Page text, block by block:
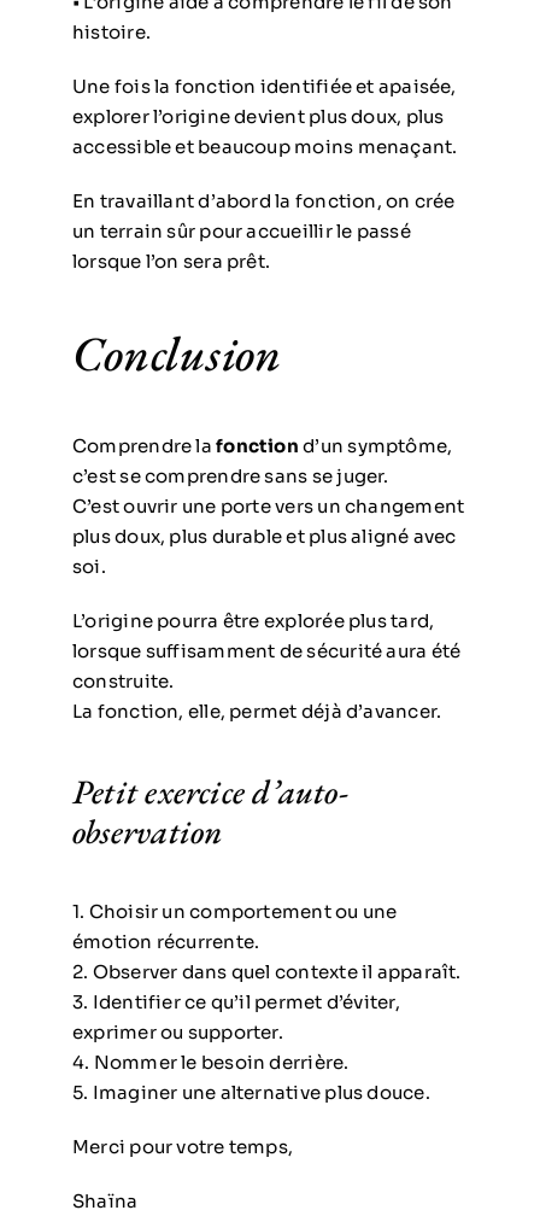
histoire.
Une fois la fonction identifiée et apaisée,
explorer l’origine devient plus doux, plus
accessible et beaucoup moins menaçant.
En travaillant d’abord la fonction, on crée
un terrain sûr pour accueillir le passé
lorsque l’on sera prêt.
Conclusion
Comprendre lafonction d’un symptôme,
c’est se comprendre sans se juger.
C’est ouvrir une porte vers un changement
plus doux, plus durable et plus aligné avec
soi.
L’origine pourra être explorée plus tard,
lorsque suffisamment de sécurité aura été
construite.
La fonction, elle, permet déjà d’avancer.
Petit exercice d’auto-
observation
1. Choisir un comportement ou une
émotion récurrente.
2. Observer dans quel contexte il apparaît.
3. Identifier ce qu’il permet d’éviter,
exprimer ou supporter.
4. Nommer le besoin derrière.
5. Imaginer une alternative plus douce.
Merci pour votre temps,
Shaïna